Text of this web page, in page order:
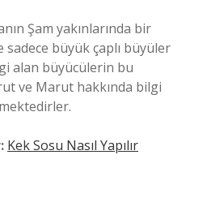
Şam yakınlarında bir
büyük çaplı büyüler
alan büyücülerin bu
ve Marut hakkında bilgi
Kek Sosu Nasıl Yapılır